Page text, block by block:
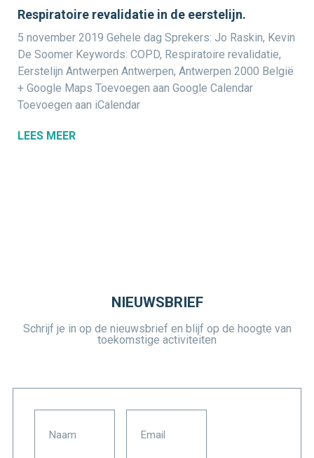
Respiratoire revalidatie in de eerstelijn.
5 november 2019 Gehele dag Sprekers: Jo Raskin, Kevin
De Soomer Keywords: COPD, Respiratoire revalidatie,
Eerstelijn Antwerpen Antwerpen, Antwerpen 2000 België
+ Google Maps Toevoegen aan Google Calendar
Toevoegen aan iCalendar
LEES MEER
NIEUWSBRIEF
Schrijf je in op de nieuwsbrief en blijf op de hoogte van
toekomstige activiteiten